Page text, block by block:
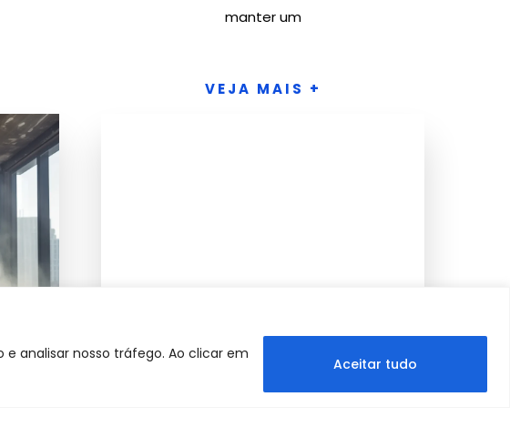
analisar nosso tráfego. Ao clicar em
Aceitar tudo
manter um
VEJA MAIS +